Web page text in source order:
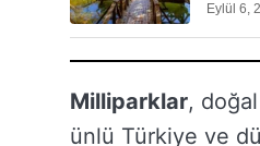
Eylül 6,
Milliparklar,
ünlü Türkiye ve